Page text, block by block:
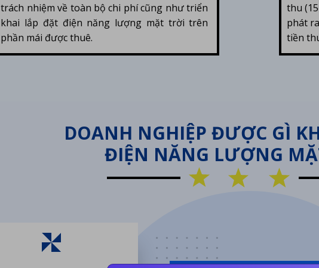
trách nhiệm về toàn bộ chi phí cũng như triển
khai lắp đặt điện năng lượng mặt trời trên
phần mái được thuê.
thu
phát
tiền
DOANH NGHIỆP ĐƯỢC GÌ
ĐIỆN NĂNG LƯỢNG